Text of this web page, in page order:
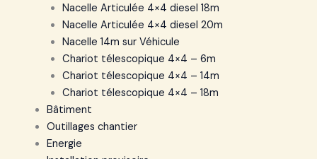
Nacelle Articulée 4×4 diesel 18m
Nacelle Articulée 4×4 diesel 20m
Nacelle 14m sur Véhicule
Chariot télescopique 4×4 – 6m
Chariot télescopique 4×4 – 14m
Chariot télescopique 4×4 – 18m
Bâtiment
Outillages chantier
Energie